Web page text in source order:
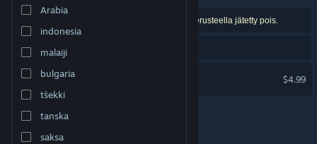
Arabia
indonesia
malaiji
bulgaria
tšekki
tanska
saksa
1 tulos vastaa hakuasi. 50 peliä on asetustesi perusteella jätetty pois.
Tarkoititko " them fabulous fear machine
$4.99